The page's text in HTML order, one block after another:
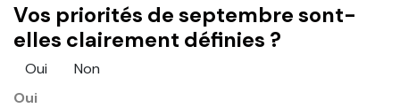
Vos priorités de septembre sont-
elles clairement définies ?
Oui
Non
Oui